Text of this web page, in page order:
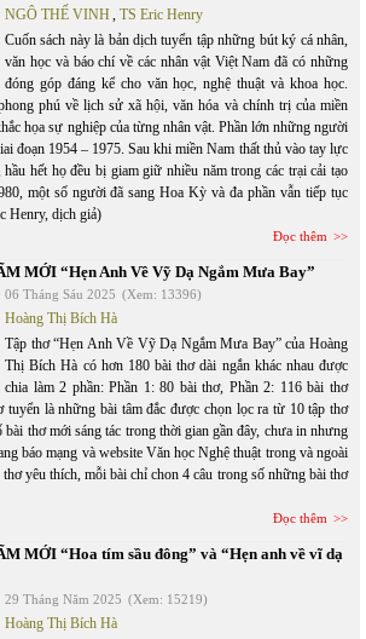
NGÔ THẾ VINH, TS Eric Henry
Cuốn sách này là bản dịch tuyển tập những bút ký cá nhân,
văn học và báo chí về các nhân vật Việt Nam đã có những
đóng góp đáng kể cho văn học, nghệ thuật và khoa học.
phú về lịch sử xã hội, văn hóa và chính trị của miền
họa sự nghiệp của từng nhân vật. Phần lớn những người
đoạn 1954 – 1975. Sau khi miền Nam thất thủ vào tay lực
hết họ đều bị giam giữ nhiều năm trong các trại cải tạo
một số người đã sang Hoa Kỳ và đa phần vẫn tiếp tục
Henry, dịch giả)
Đọc thêm
MỚI “Hẹn Anh Về Vỹ Dạ Ngắm Mưa Bay”
06 Tháng Sáu 2025 (Xem: 13396)
Hoàng Thị Bích Hà
Tập thơ “Hẹn Anh Về Vỹ Dạ Ngắm Mưa Bay” của Hoàng
Thị Bích Hà có hơn 180 bài thơ dài ngắn khác nhau được
chia làm 2 phần: Phần 1: 80 bài thơ, Phần 2: 116 bài thơ
tuyển là những bài tâm đắc được chọn lọc ra từ 10 tập thơ
bài thơ mới sáng tác trong thời gian gần đây, chưa in nhưng
báo mạng và website Văn học Nghệ thuật trong và ngoài
yêu thích, mỗi bài chỉ chon 4 câu trong số những bài thơ
Đọc thêm
MỚI “Hoa tím sầu đông” và “Hẹn anh về vĩ dạ
29 Tháng Năm 2025 (Xem: 15219)
Hoàng Thị Bích Hà